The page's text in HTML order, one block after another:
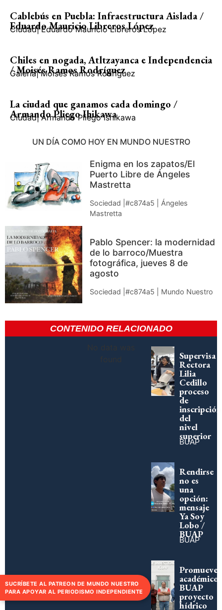
Cablebús en Puebla: Infraestructura Aislada /
Eduardo Mauricio Libreros López
Ciudad| Eduardo Mauricio Libreros López
Chiles en nogada, Atltzayanca e Independencia
/ Moisés Ramos Rodríguez
Galería| Moisés Ramos Rodríguez
La ciudad que ganamos cada domingo /
Armando Pliego Ihikawa
Ciudad| Armando Pliego Ishikawa
UN DÍA COMO HOY EN MUNDO NUESTRO
Enigma en los zapatos/El
Puerto Libre de Ángeles
Mastretta
Sociedad |#c874a5 | Ángeles
Mastretta
Pablo Spencer: la modernidad
de lo barroco/Muestra
fotográfica, jueves 8 de
agosto
Sociedad |#c874a5 | Mundo Nuestro
CONTENIDO RELACIONADO
No data was
found
Supervisa
Rectora
Lilia
Cedillo
proceso
de
inscripción
del
nivel
superior
BUAP
Rendirse
no es
una
opción:
mensaje
Ya Soy
Lobo /
BUAP
BUAP
Promueve
académico
BUAP
proyecto
hídrico
SUCRÍBETE AL PATREON DE MUNDO NUESTRO
PARA APOYAR AL PERIODISMO INDEPENDIENTE